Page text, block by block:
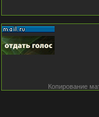
Копирование